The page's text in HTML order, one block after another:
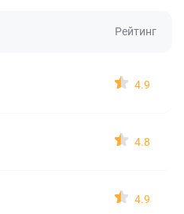
Рейтинг
4.9
4.8
4.9